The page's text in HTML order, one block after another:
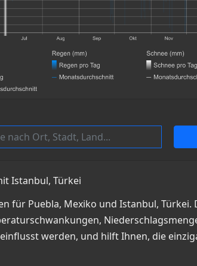
Istanbul, Türkei
für Puebla, Mexiko und Istanbul, Türkei.
werden, und hilft Ihnen, die